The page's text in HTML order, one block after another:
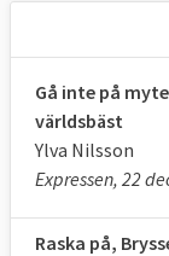
måste
om hur en
ska
frågor
därför att
Gå inte på
världsbäst
Ylva Nilsson
Expressen, 22
Raska på,